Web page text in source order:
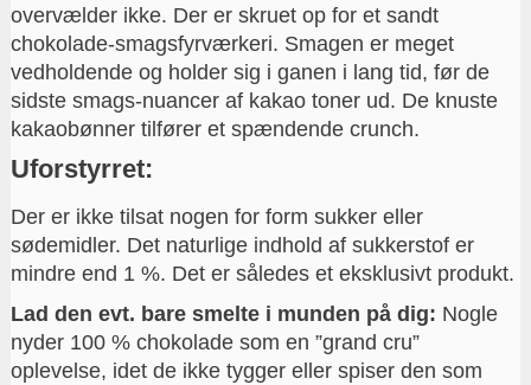
overvælder ikke. Der er skruet op for et sandt
chokolade-smagsfyrværkeri. Smagen er meget
vedholdende og holder sig i ganen i lang tid, før de
sidste smags-nuancer af kakao toner ud. De knuste
kakaobønner tilfører et spændende crunch.
Uforstyrret:
Der er ikke tilsat nogen for form sukker eller
sødemidler. Det naturlige indhold af sukkerstof er
mindre end 1 %. Det er således et eksklusivt produkt.
Lad den evt. bare smelte i munden på dig: Nogle
nyder 100 % chokolade som en ”grand cru”
oplevelse, idet de ikke tygger eller spiser den som